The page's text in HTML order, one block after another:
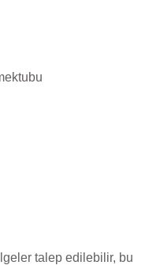
talep edilebilir, bu